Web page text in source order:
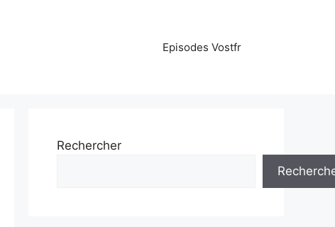
Episodes Vostfr
Rechercher